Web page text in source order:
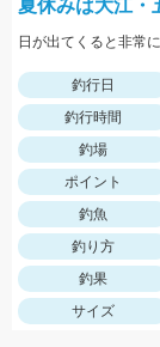
夏休みは大江・
日が出てくると非常
釣行日
釣行時間
釣場
ポイント
釣魚
釣り方
釣果
サイズ